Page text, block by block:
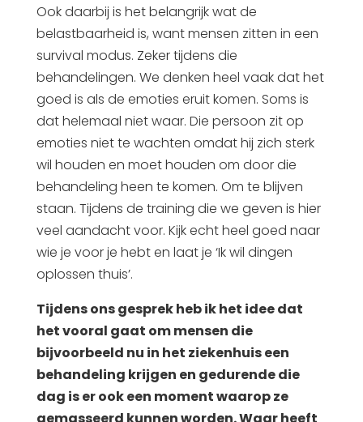
Ook daarbij is het belangrijk wat de
belastbaarheid is, want mensen zitten in een
survival modus. Zeker tijdens die
behandelingen. We denken heel vaak dat het
goed is als de emoties eruit komen. Soms is
dat helemaal niet waar. Die persoon zit op
emoties niet te wachten omdat hij zich sterk
wil houden en moet houden om door die
behandeling heen te komen. Om te blijven
staan. Tijdens de training die we geven is hier
veel aandacht voor. Kijk echt heel goed naar
wie je voor je hebt en laat je ‘Ik wil dingen
oplossen thuis’.
Tijdens ons gesprek heb ik het idee dat
het vooral gaat om mensen die
bijvoorbeeld nu in het ziekenhuis een
behandeling krijgen en gedurende die
dag is er ook een moment waarop ze
gemasseerd kunnen worden. Waar heeft